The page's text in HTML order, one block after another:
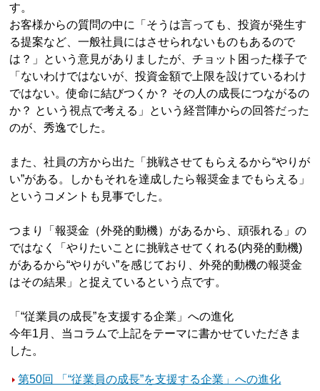
す。
お客様からの質問の中に「そうは言っても、投資が発生す
る提案など、一般社員にはさせられないものもあるので
は？」という意見がありましたが、チョット困った様子で
「ないわけではないが、投資金額で上限を設けているわけ
ではない。使命に結びつくか？ その人の成長につながるの
か？ という視点で考える」という経営陣からの回答だった
のが、秀逸でした。
また、社員の方から出た「挑戦させてもらえるから“やりが
い”がある。しかもそれを達成したら報奨金までもらえる」
というコメントも見事でした。
つまり「報奨金（外発的動機）があるから、頑張れる」の
ではなく「やりたいことに挑戦させてくれる(内発的動機)
があるから“やりがい”を感じており、外発的動機の報奨金
はその結果」と捉えているという点です。
「“従業員の成長”を支援する企業」への進化
今年1月、当コラムで上記をテーマに書かせていただきま
した。
第50回 「“従業員の成長”を支援する企業」への進化